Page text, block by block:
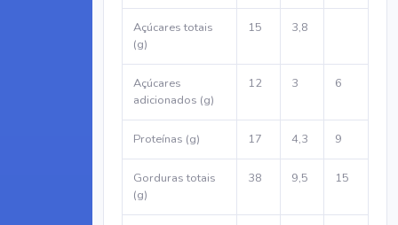
Açúcares totais
(g)
15 3,8
Açúcares
adicionados (g)
12 3 6
Proteínas (g) 17 4,3 9
Gorduras totais
(g)
38 9,5 15